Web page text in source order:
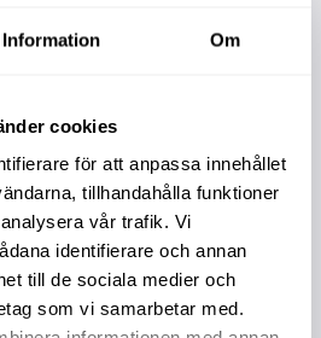
Information Om
cookies
för att anpassa innehållet
tillhandahålla funktioner
vår trafik. Vi
identifierare och annan
till de sociala medier och
som vi samarbetar med.
produkter